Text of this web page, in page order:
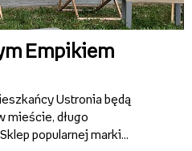
Empikiem
Ustronia będą
mieście, długo
popularnej marki